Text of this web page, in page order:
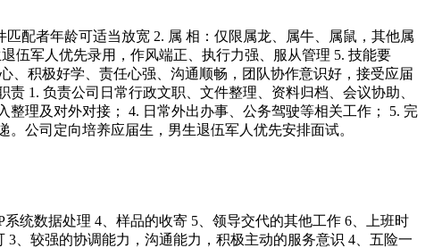
配者年龄可适当放宽 2. 属 相：仅限属龙、属牛、属鼠，其他属
伍军人优先录用，作风端正、执行力强、服从管理 5. 技能要
、积极好学、责任心强、沟通顺畅，团队协作意识好，接受应届
1. 负责公司日常行政文职、文件整理、资料归档、会议协助、
理及对外对接； 4. 日常外出办事、公务驾驶等相关工作； 5. 完
公司定向培养应届生，男生退伍军人优先安排面试。
统数据处理 4、样品的收寄 5、领导交代的其他工作 6、上班时
、较强的协调能力，沟通能力，积极主动的服务意识 4、五险一